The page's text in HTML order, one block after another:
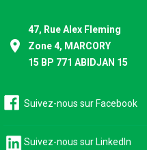
place
47, Rue Alex Fleming
Zone 4, MARCORY
15 BP 771 ABIDJAN 15
Suivez-nous sur Facebook
Suivez-nous sur LinkedIn